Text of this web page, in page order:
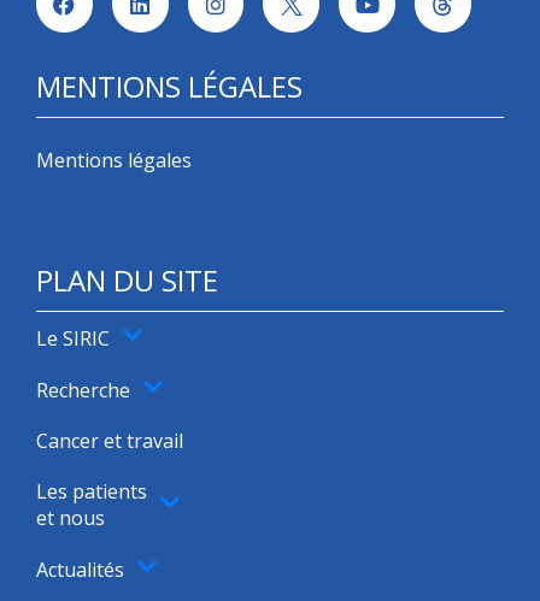
MENTIONS LÉGALES
Mentions légales
PLAN DU SITE
Le SIRIC
Recherche
Cancer et travail
Les patients
et nous
Actualités